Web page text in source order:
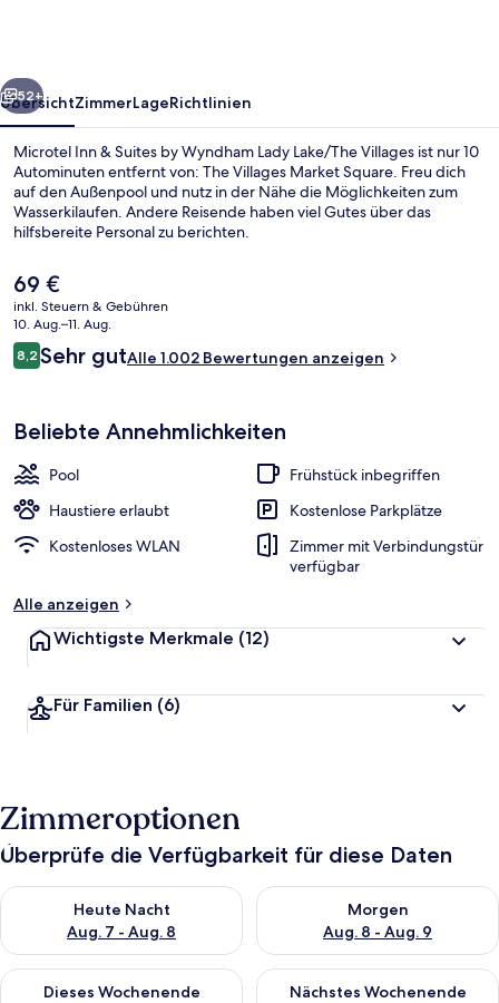
Lady
Lake/The
Villages
Weiter
52+
ÜbersichtZimmerLageRichtlinien
Microtel Inn & Suites by Wyndham Lady Lake/The Villages ist nur 10
Autominuten entfernt von: The Villages Market Square. Freu dich
auf den Außenpool und nutz in der Nähe die Möglichkeiten zum
Wasserkilaufen. Andere Reisende haben viel Gutes über das
hilfsbereite Personal zu berichten.
Der
aktuelle
Preis
beträgt
69 €.
69 €
inkl. Steuern & Gebühren
10. Aug.–11. Aug.
Bewertungen
8,28,2 von 10.
Sehr gutAlle 1.002 Bewertungen anzeigen
Beliebte Annehmlichkeiten
Pool
Frühstück inbegriffen
Haustiere erlaubt
Kostenlose Parkplätze
Kostenloses WLAN
Zimmer mit Verbindungstür
verfügbar
Alle anzeigen
Wichtigste Merkmale (12)
Für Familien (6)
Zimmeroptionen
Überprüfe die Verfügbarkeit für diese Daten
Heute Nacht
Aug. 7 - Aug. 8
Überprüfe die Verfügbarkeit für heute Nacht, Aug. 7 - Aug. 8.
Morgen
Aug. 8 - Aug. 9
Überprüfe die Verfügbarkeit
Dieses Wochenende
Überprüfe die Verfügbarkeit für dieses Wochenende, Aug. 7
Nächstes Wochenende
Überprüfe die Verfügbarkeit